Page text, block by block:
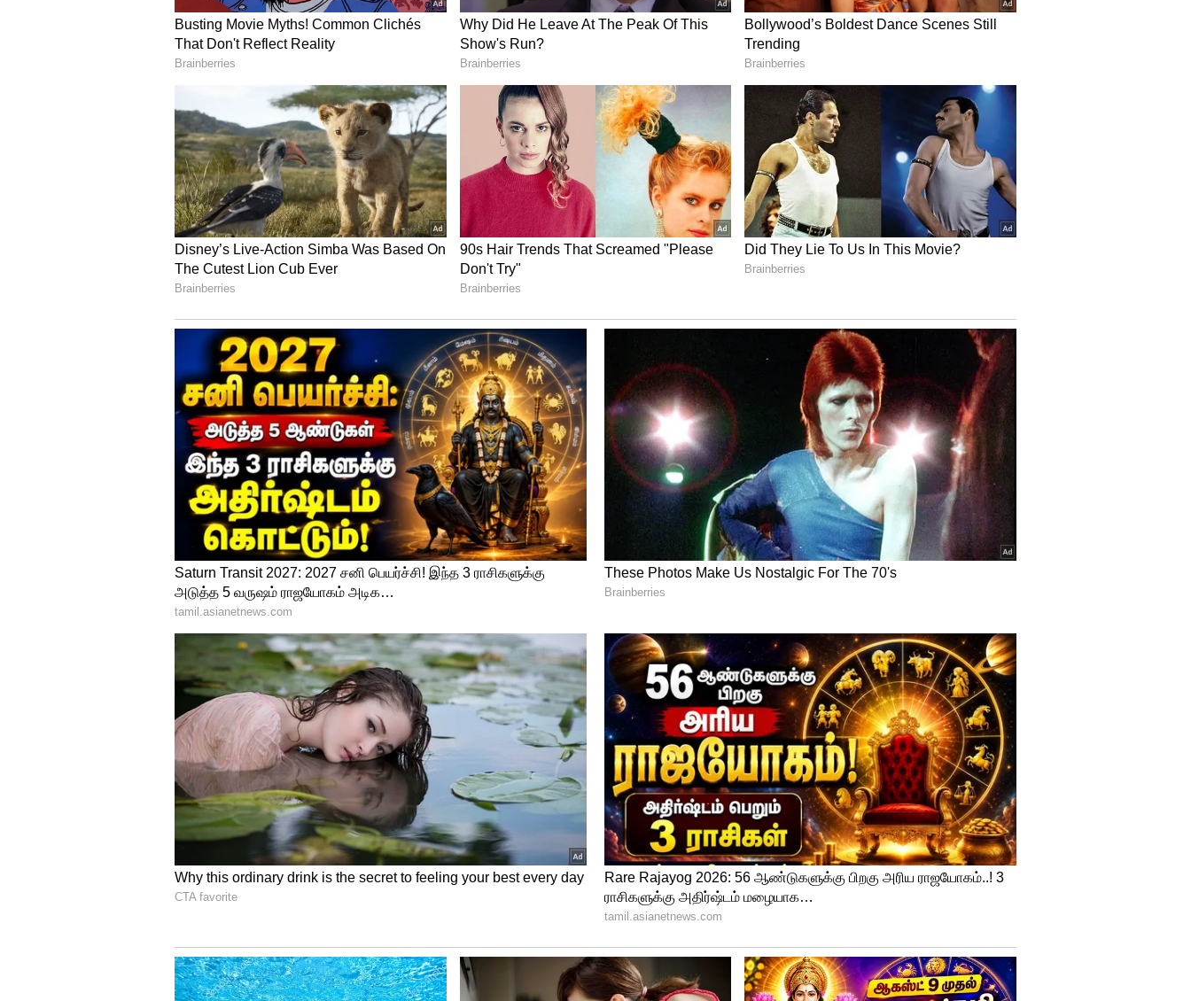
கேரளாவில் நரபலி அதிர்ச்சி!கழுத்தை அறுத்து 2 பெண்கள் படுகொலை :
பெண் உள்பட 3 பேர் கைது
விசாரணையில் பணக்காரராகும் ஆசையில் குழந்தையை கொடுமைப்படுத்தி
பனிக்கர் கொலை செய்தது தெரியவந்தது. அப்போது பத்தினம்திட்டா மாவட்ட
காவல் கண்காணிப்பாளராக சசிரேகா இருந்தார். அவர் தலைமையில்
பனிக்கரிடம் தீவிர விசாரணை நடந்து குற்றம் நிரூபிக்கப்பட்டது.
பனிக்கரின் முதல்மனைவியின் வாக்குமூலம்தான் திருப்புமுனையாக
அமைந்தது. இந்த விவகாரத்தில் சசிராஜா பனிக்கர், அவரின் மனைவி, காதலி
ஆகிய 3பேரும் கைது செய்யப்பட்டனர்.
இருமல் மருந்து விவகாரம்: மெய்டன் மருந்து நிறுவனம் விளக்கம்
இந்த வழக்கில் சசிராஜா பனிக்கருக்கு ஆயுள் தண்டனை வழங்கப்பட்டது.
மற்றவர்களுக்கு குறைவான சிறை தண்டனை வழங்கப்பட்டநிலையில் அவர்கள்
தண்டனைக் காலம் முடிந்தபின் விடுதலையாகினர். ஆனால்,திருவனந்தபுரம்
சிறையில் இருந்த பனிக்கர் அங்கு உயிரிழந்தார்